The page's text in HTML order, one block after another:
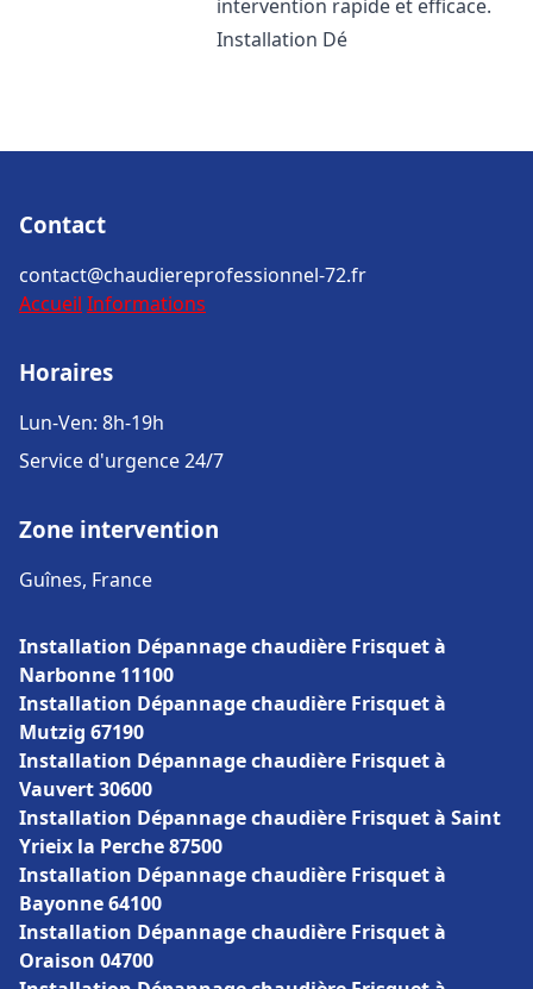
intervention rapide et efficace.
Installation Dé
Contact
contact@chaudiereprofessionnel-72.fr
Accueil Informations
Horaires
Lun-Ven: 8h-19h
Service d'urgence 24/7
Zone intervention
Guînes, France
Installation Dépannage chaudière Frisquet à
Narbonne 11100
Installation Dépannage chaudière Frisquet à
Mutzig 67190
Installation Dépannage chaudière Frisquet à
Vauvert 30600
Installation Dépannage chaudière Frisquet à Saint
Yrieix la Perche 87500
Installation Dépannage chaudière Frisquet à
Bayonne 64100
Installation Dépannage chaudière Frisquet à
Oraison 04700